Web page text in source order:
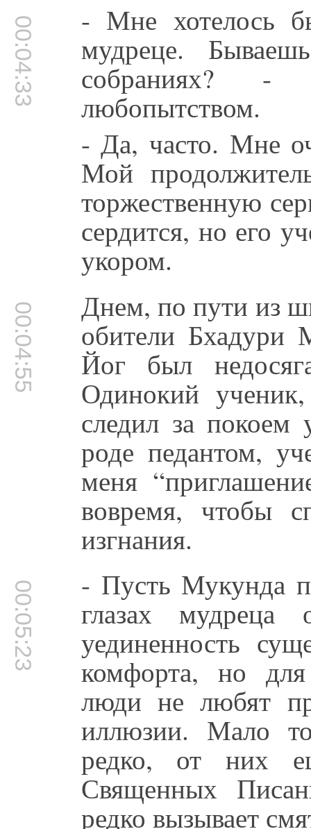
00:04:33 - Мне хотелось
мудреце.
собраниях? -
любопытством.
- Да, часто. Мне
Мой
торжественную
сердится, но его
укором.
00:04:55 Днем, по пути из
обители Бхадури
Йог был
Одинокий
следил за покоем
роде педантом,
меня
вовремя, чтобы
изгнания.
00:05:23 - Пусть Мукунда
глазах
уединенность
комфорта, но
люди не любят
иллюзии. Мало
редко, от них
Священных
редко вызывает